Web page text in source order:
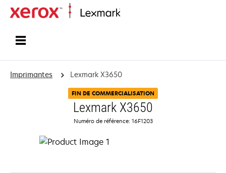
Imprimantes Lexmark X3650
FIN DE COMMERCIALISATION
Lexmark X3650
Numéro de référence: 16F1203